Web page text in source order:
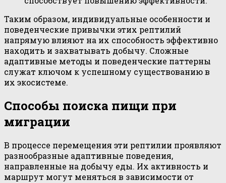
Таким образом, индивидуальные особенности и
поведенческие привычки этих рептилий
напрямую влияют на их способность эффективно
находить и захватывать добычу. Сложные
адаптивные методы и поведенческие паттерны
служат ключом к успешному существованию в
их экосистеме.
Способы поиска пищи при
миграции
В процессе перемещения эти рептилии проявляют
разнообразные адаптивные поведения,
направленные на добычу еды. Их активность и
маршрут могут меняться в зависимости от